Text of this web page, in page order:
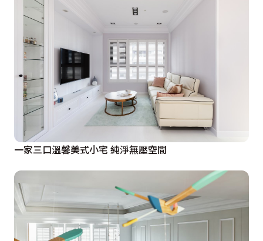
一家三口溫馨美式小宅 純淨無壓空間